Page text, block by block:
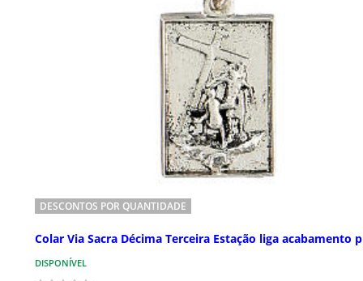
DESCONTOS POR QUANTIDADE
Colar Via Sacra Décima Terceira Estação liga acabamento
DISPONÍVEL